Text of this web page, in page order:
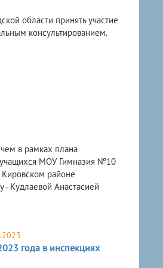
области принять участие
консультированием.
в рамках плана
учащихся МОУ Гимназия №10
районе
Кудлаевой Анастасией
года в инспекциях